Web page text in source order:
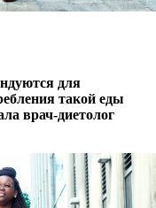
для
такой еды
врач-диетолог